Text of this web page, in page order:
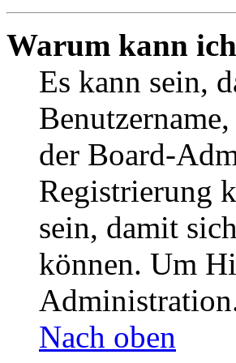
Warum kann
Es kann sein,
der Board-
Registrierung
sein, damit
können. Um
Nach oben